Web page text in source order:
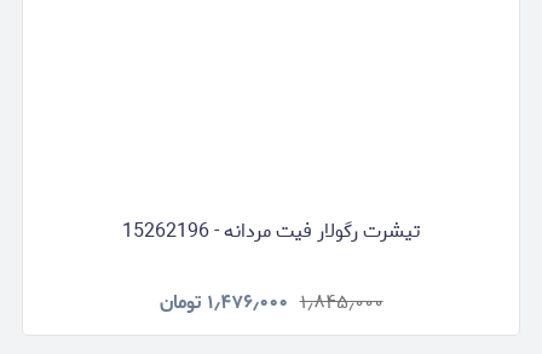
تیشرت رگولار فیت مردانه - 15262196
۱٫۸۴۵٫۰۰۰ ۱٫۴۷۶٫۰۰۰ تومان